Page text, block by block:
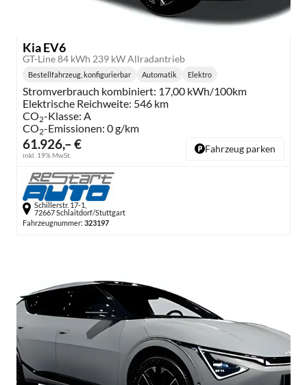
Kia EV6
GT-Line 84 kWh 239 kW Allradantrieb
61.926,– €
inkl. 19% MwSt.
Bestellfahrzeug, konfigurierbar
Getriebe:
Automatik
Kraftstoff:
Elektro
Stromverbrauch kombiniert: 17,00 kWh/100km
Elektrische Reichweite: 546 km
CO2-Klasse: A
CO2-Emissionen: 0 g/km
Fahrzeug parken
Schillerstr. 17-1,
72667 Schlaitdorf/Stuttgart
Fahrzeugnummer: 323197